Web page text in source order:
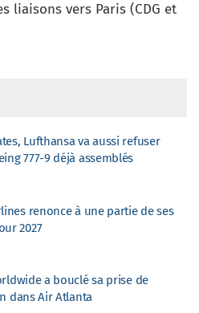
liaisons vers Paris (CDG et
Lufthansa va aussi refuser
777-9 déjà assemblés
renonce à une partie de ses
2027
a bouclé sa prise de
dans Air Atlanta